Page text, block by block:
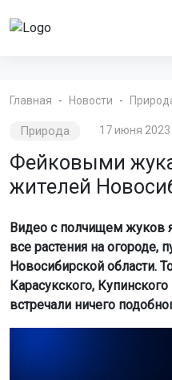
Главная Новости
Природа 17 июня 2023
Фейковыми
жителей
Видео с полчищем жуков
все растения на огороде,
Новосибирской области.
Карасукского,
встречали ничего